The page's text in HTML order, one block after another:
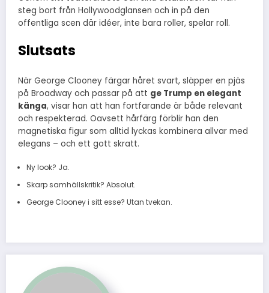
steg bort från Hollywoodglansen och in på den
offentliga scen där idéer, inte bara roller, spelar roll.
Slutsats
När George Clooney färgar håret svart, släpper en pjäs
på Broadway och passar på att ge Trump en elegant
känga, visar han att han fortfarande är både relevant
och respekterad. Oavsett hårfärg förblir han den
magnetiska figur som alltid lyckas kombinera allvar med
elegans – och ett gott skratt.
Ny look? Ja.
Skarp samhällskritik? Absolut.
George Clooney i sitt esse? Utan tvekan.